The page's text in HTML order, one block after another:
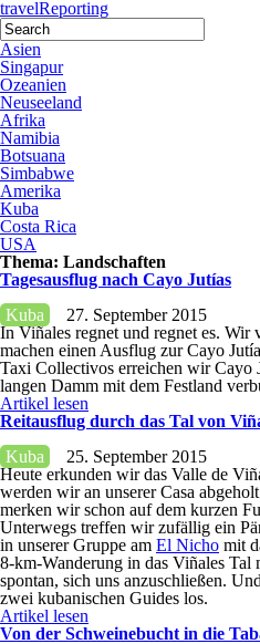
travelReporting
Asien
Singapur
Ozeanien
Neuseeland
Afrika
Namibia
Botsuana
Simbabwe
Amerika
Kuba
Costa Rica
USA
Thema: Landschaften
Tagesausflug nach Cayo Jutías
Kuba
27. September 2015
In Viñales regnet und regnet es. Wir
machen einen Ausflug zur Cayo
Taxi Collectivos erreichen wir Cayo
langen Damm mit dem Festland
Artikel lesen
Reitausflug durch das Tal von
Kuba
25. September 2015
Heute erkunden wir das Valle de
werden wir an unserer Casa
merken wir schon auf dem kurzen
Unterwegs treffen wir zufällig ein
in unserer Gruppe am El Nicho mit
8-km-Wanderung in das Viñales Tal
spontan, sich uns anzuschließen.
zwei kubanischen Guides los.
Artikel lesen
Von der Schweinebucht in die